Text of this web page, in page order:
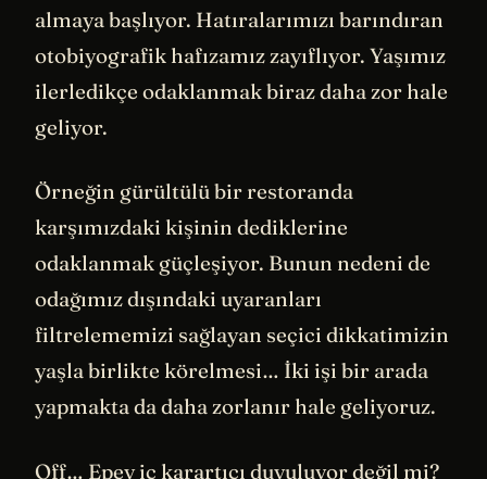
almaya başlıyor. Hatıralarımızı barındıran
otobiyografik hafızamız zayıflıyor. Yaşımız
ilerledikçe odaklanmak biraz daha zor hale
geliyor.
Örneğin gürültülü bir restoranda
karşımızdaki kişinin dediklerine
odaklanmak güçleşiyor. Bunun nedeni de
odağımız dışındaki uyaranları
filtrelememizi sağlayan seçici dikkatimizin
yaşla birlikte körelmesi… İki işi bir arada
yapmakta da daha zorlanır hale geliyoruz.
Off… Epey iç karartıcı duyuluyor değil mi?